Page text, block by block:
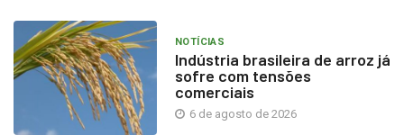
NOTÍCIAS
Indústria brasileira de arroz já
sofre com tensões
comerciais
6 de agosto de 2026